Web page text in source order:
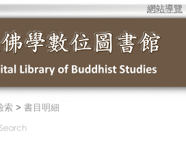
網站導覽
索 > 書目明細